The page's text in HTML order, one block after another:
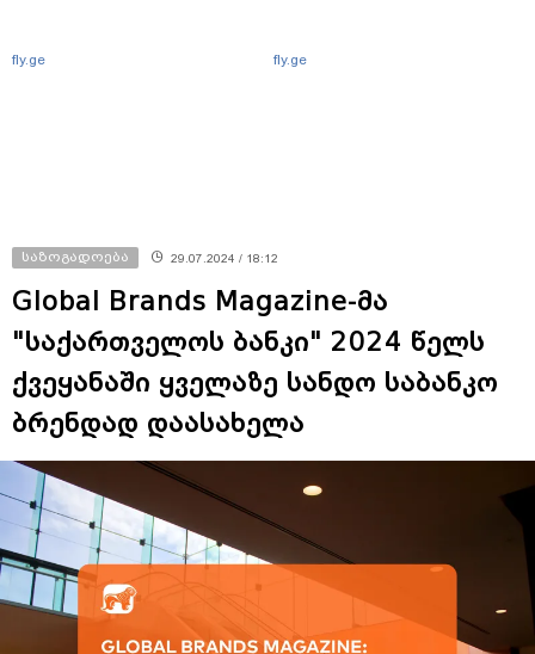
fly.ge fly.ge
საზოგადოება 29.07.2024 / 18:12
Global Brands Magazine-მა
"საქართველოს ბანკი" 2024 წელს
ქვეყანაში ყველაზე სანდო საბანკო
ბრენდად დაასახელა